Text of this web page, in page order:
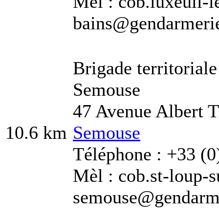
10.6 km
Brigade
Semouse
47 Avenue Albert
Semouse
Téléphone : +33
Mèl : cob.st-loup-